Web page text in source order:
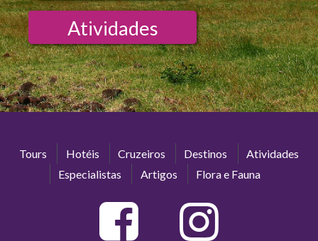
Atividades
Tours Hotéis Cruzeiros Destinos
Atividades
Especialistas
Artigos Flora e Fauna